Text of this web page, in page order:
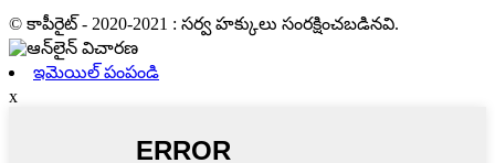
© కాపీరైట్ - 2020-2021 : సర్వ హక్కులు సంరక్షించబడినవి.
ఇమెయిల్ పంపండి
x